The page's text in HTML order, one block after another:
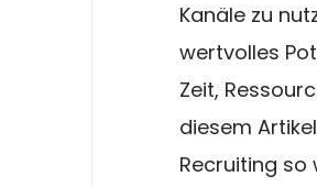
Kanäle zu
wertvolles
Zeit,
diesem
Recruiting so